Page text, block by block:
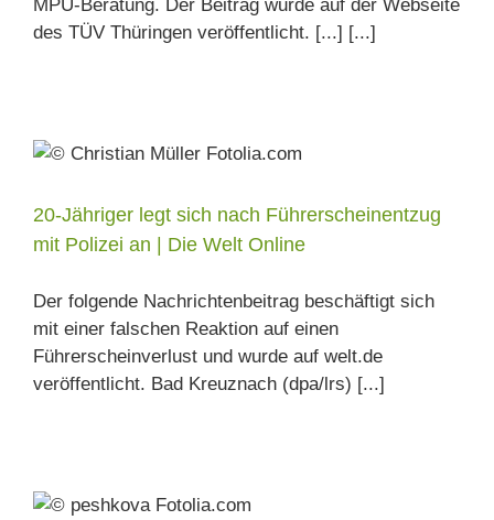
MPU-Beratung. Der Beitrag wurde auf der Webseite
des TÜV Thüringen veröffentlicht. [...] [...]
20-Jähriger legt sich nach Führerscheinentzug
mit Polizei an | Die Welt Online
Der folgende Nachrichtenbeitrag beschäftigt sich
mit einer falschen Reaktion auf einen
Führerscheinverlust und wurde auf welt.de
veröffentlicht. Bad Kreuznach (dpa/lrs) [...]